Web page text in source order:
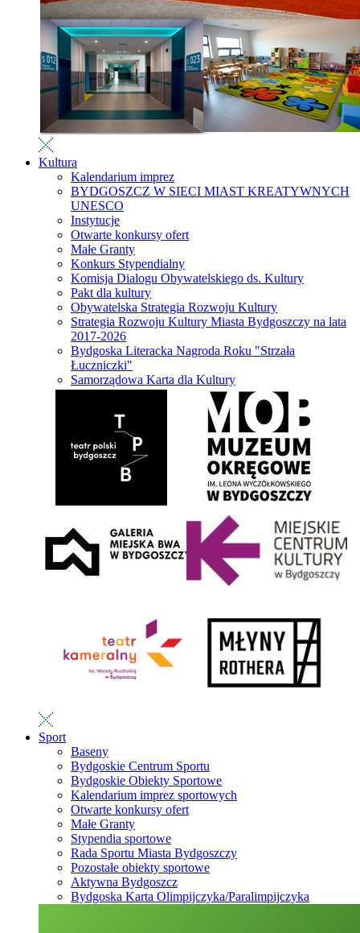
Kultura
Kalendarium imprez
BYDGOSZCZ W SIECI MIAST KREATYWNYCH
UNESCO
Instytucje
Otwarte konkursy ofert
Małe Granty
Konkurs Stypendialny
Komisja Dialogu Obywatelskiego ds. Kultury
Pakt dla kultury
Obywatelska Strategia Rozwoju Kultury
Strategia Rozwoju Kultury Miasta Bydgoszczy na lata
2017-2026
Bydgoska Literacka Nagroda Roku "Strzała
Łuczniczki"
Samorządowa Karta dla Kultury
Sport
Baseny
Bydgoskie Centrum Sportu
Bydgoskie Obiekty Sportowe
Kalendarium imprez sportowych
Otwarte konkursy ofert
Małe Granty
Stypendia sportowe
Rada Sportu Miasta Bydgoszczy
Pozostałe obiekty sportowe
Aktywna Bydgoszcz
Bydgoska Karta Olimpijczyka/Paralimpijczyka